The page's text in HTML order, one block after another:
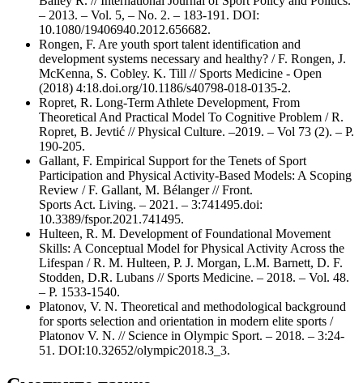
– 2013. – Vol. 5, – No. 2. – 183-191. DOI:
10.1080/19406940.2012.656682.
Rongen, F. Are youth sport talent identification and
development systems necessary and healthy? / F. Rongen, J.
McKenna, S. Cobley. K. Till // Sports Medicine - Open
(2018) 4:18.doi.org/10.1186/s40798-018-0135-2.
Ropret, R. Long-Term Athlete Development, From
Theoretical And Practical Model To Cognitive Problem / R.
Ropret, B. Jevtić // Physical Culture. –2019. – Vol 73 (2). – P.
190-205.
Gallant, F. Empirical Support for the Tenets of Sport
Participation and Physical Activity-Based Models: A Scoping
Review / F. Gallant, M. Bélanger // Front.
Sports Act. Living. – 2021. – 3:741495.doi:
10.3389/fspor.2021.741495.
Hulteen, R. M. Development of Foundational Movement
Skills: A Conceptual Model for Physical Activity Across the
Lifespan / R. M. Hulteen, P. J. Morgan, L.M. Barnett, D. F.
Stodden, D.R. Lubans // Sports Medicine. – 2018. – Vol. 48.
– P. 1533-1540.
Platonov, V. N. Theoretical and methodological background
for sports selection and orientation in modern elite sports /
Platonov V. N. // Science in Olympic Sport. – 2018. – 3:24-
51. DOI:10.32652/olympic2018.3_3.